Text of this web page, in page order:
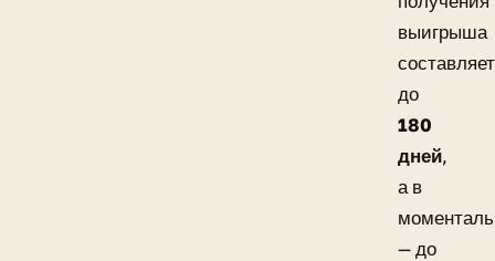
выигрыша
составляет
до
180
дней,
а в
— до